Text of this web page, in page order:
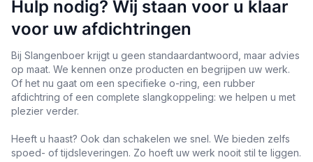
Hulp nodig? Wij staan voor u klaar
voor uw afdichtringen
Bij Slangenboer krijgt u geen standaardantwoord, maar advies
op maat. We kennen onze producten en begrijpen uw werk.
Of het nu gaat om een specifieke o-ring, een rubber
afdichtring of een complete slangkoppeling: we helpen u met
plezier verder.
Heeft u haast? Ook dan schakelen we snel. We bieden zelfs
spoed- of tijdsleveringen. Zo hoeft uw werk nooit stil te liggen.